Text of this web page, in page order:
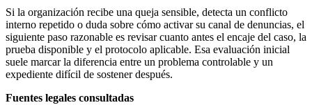
Si la organización recibe una queja sensible, detecta un conflicto
interno repetido o duda sobre cómo activar su canal de denuncias, el
siguiente paso razonable es revisar cuanto antes el encaje del caso, la
prueba disponible y el protocolo aplicable. Esa evaluación inicial
suele marcar la diferencia entre un problema controlable y un
expediente difícil de sostener después.
Fuentes legales consultadas